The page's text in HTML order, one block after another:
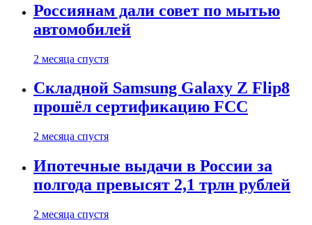
Россиянам дали совет по мытью
автомобилей
2 месяца спустя
Складной Samsung Galaxy Z Flip8
прошёл сертификацию FCC
2 месяца спустя
Ипотечные выдачи в России за
полгода превысят 2,1 трлн рублей
2 месяца спустя